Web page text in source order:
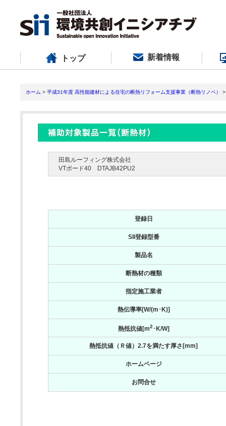
トップ 新着情報
ホーム > 平成31年度 高性能建材による住宅の断熱リフォーム支援事業（断熱リノベ）
田島ルーフィング株式会社
VTボード40 DTAJB42PU2
登録日
SII登録型番
製品名
断熱材の種類
指定施工業者
熱伝導率[W/(m･K)]
熱抵抗値[m2･K/W]
熱抵抗値（Ｒ値）2.7を満たす厚さ[mm]
ホームページ
お問合せ